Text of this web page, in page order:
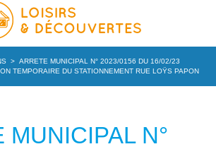
> ARRETE MUNICIPAL N° 2023/0156 DU 16/02/23
TEMPORAIRE DU STATIONNEMENT RUE LOŸS PAPON
MUNICIPAL N°